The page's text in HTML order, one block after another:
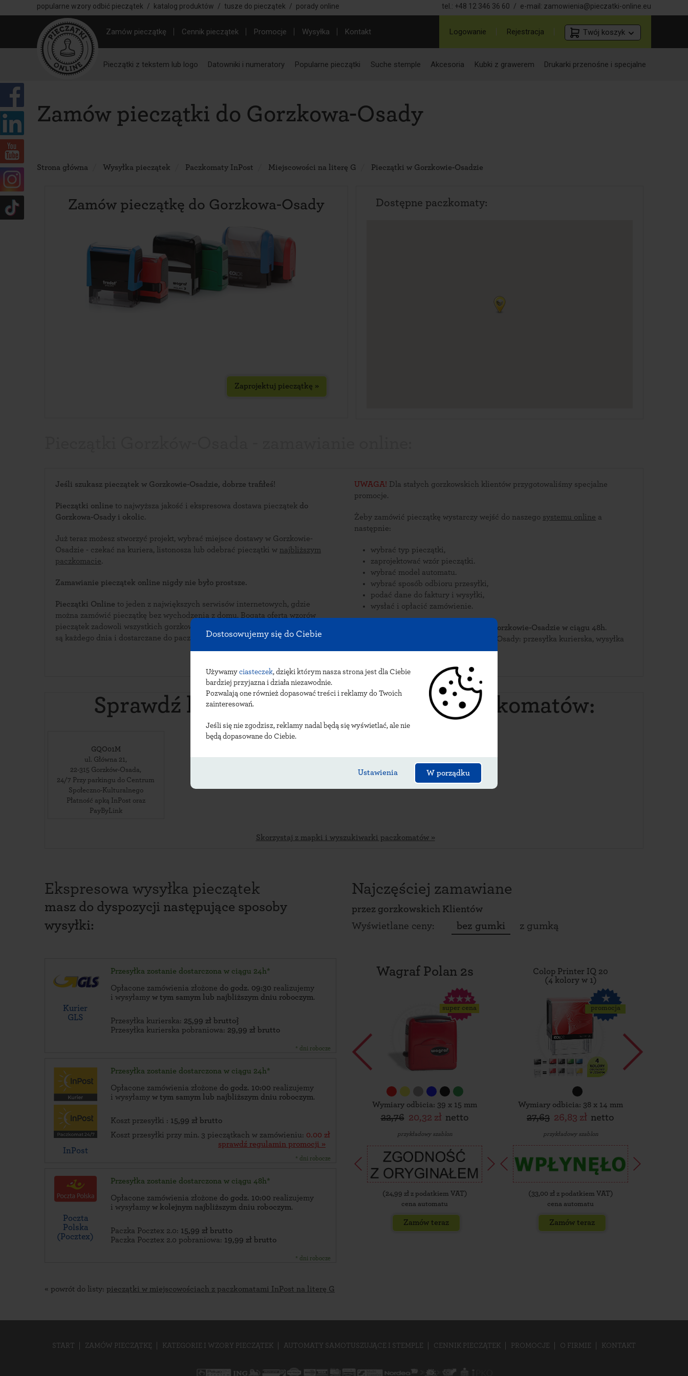
Dostosowujemy się do Ciebie
Używamy ciasteczek, dzięki którym nasza strona jest dla Ciebie
bardziej przyjazna i działa niezawodnie.
Pozwalają one również dopasować treści i reklamy do Twoich
zainteresowań.
Jeśli się nie zgodzisz, reklamy nadal będą się wyświetlać, ale nie
będą dopasowane do Ciebie.
Ustawienia W porządku
popularne wzory odbić pieczątek / katalog produktów / tusze do pieczątek / porady online tel.: +48 12 346 36 60 / e-mail: zamowienia@pieczatki-online.eu
Logowanie Rejestracja Twój koszyk
Zamów pieczątkę Cennik pieczątek Promocje Wysyłka Kontakt
Pieczątki z tekstem lub logo Datowniki i numeratory Popularne pieczątki Suche stemple Akcesoria Kubki z grawerem Drukarki przenośne i specjalne
Zamów pieczątki do Gorzkowa-Osady
Strona główna Wysyłka pieczątek Paczkomaty InPost Miejscowości na literę G Pieczątki w Gorzkowie-Osadzie
Zamów pieczątkę do Gorzkowa-Osady
Zaprojektuj pieczątkę »
Dostępne paczkomaty:
Jeśli szukasz pieczątek w Gorzkowie-Osadzie, dobrze trafiłeś!
Pieczątki online to najwyższa jakość i ekspresowa dostawa pieczątek do
Gorzkowa-Osady i okolic.
Już teraz możesz stworzyć projekt, wybrać miejsce dostawy w Gorzkowie-
Osadzie - czekać na kuriera, listonosza lub odebrać pieczątki w najbliższym
paczkomacie.
Zamawianie pieczątek online nigdy nie było prostsze.
Pieczątki Online to jeden z największych serwisów internetowych, gdzie
można zamówić pieczątkę bez wychodzenia z domu. Bogata oferta wzorów
pieczątek zadowoli wszystkich gorzkowskich klientów. Pieczątki wykonywane
są każdego dnia i dostarczane do paczkomatów w Gorzkowie-Osadzie.
UWAGA! Dla stałych gorzkowskich klientów przygotowaliśmy specjalne
promocje.
Żeby zamówić pieczątkę wystarczy wejść do naszego systemu online a
następnie:
wybrać typ pieczątki,
zaprojektować wzór pieczątki.
wybrać model automatu.
wybrać sposób odbioru przesyłki,
podać dane do faktury i wysyłki,
wysłać i opłacić zamówienie.
Zamów pieczątki online i odbierz je w Gorzkowie-Osadzie w ciągu 48h.
Sposób dostawy pieczątek do Gorzkowa-Osady: przesyłka kurierska, wysyłka
pocztowa lub paczkomat INPOST.
Sprawdź lokalizacje gorzkowskich paczkomatów:
GQO01M
ul. Główna 21,
22-315 Gorzków-Osada,
24/7 Przy parkingu do Centrum
Społeczno-Kulturalnego
Płatność apką InPost oraz
PayByLink
Skorzystaj z mapki i wyszukiwarki paczkomatów »
Ekspresowa wysyłka pieczątek
masz do dyspozycji następujące sposoby
wysyłki:
Kurier
GLS
Przesyłka zostanie dostarczona w ciągu 24h*
Opłacone zamówienia złożone do godz. 09:30 realizujemy
i wysyłamy w tym samym lub najbliższym dniu roboczym.
Przesyłka kurierska: 25,99 zł brutto}
Przesyłka kurierska pobraniowa: 29,99 zł brutto
* dni robocze
InPost
Przesyłka zostanie dostarczona w ciągu 24h*
Opłacone zamówienia złożone do godz. 10:00 realizujemy
i wysyłamy w tym samym lub najbliższym dniu roboczym.
Koszt przesyłki : 15,99 zł brutto
Koszt przesyłki przy min. 3 pieczątkach w zamówieniu: 0.00 zł
sprawdź regulamin promocji »
* dni robocze
Poczta
Polska
(Pocztex)
Przesyłka zostanie dostarczona w ciągu 48h*
Opłacone zamówienia złożone do godz. 10:00 realizujemy
i wysyłamy w kolejnym najbliższym dniu roboczym.
Paczka Pocztex 2.0: 15,99 zł brutto
Paczka Pocztex 2.0 pobraniowa: 19,99 zł brutto
* dni robocze
Najczęściej zamawiane
przez gorzkowskich Klientów
Wyświetlane ceny:
bez gumki z gumką
Wagraf Polan 2s
super cena
Wymiary odbicia: 39 x 15 mm
22,76 20,32 zł netto
przykładowy szablon
( 24,99 zł z podatkiem VAT)
cena automatu
Zamów teraz
Colop Printer IQ 20
(4 kolory w 1)
promocja
Wymiary odbicia: 38 x 14 mm
27,63 26,83 zł netto
przykładowy szablon
( 33,00 zł z podatkiem VAT)
cena automatu
Zamów teraz
« powrót do listy: pieczątki w miejscowościach z paczkomatami InPost na literę G
START ZAMÓW PIECZĄTKĘ KATEGORIE I WZORY PIECZĄTEK AUTOMATY SAMOTUSZUJĄCE I STEMPLE CENNIK PIECZĄTEK PROMOCJE O FIRMIE KONTAKT